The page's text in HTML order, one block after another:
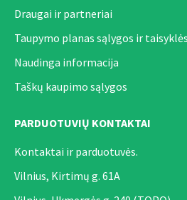
Draugai ir partneriai
Taupymo planas sąlygos ir taisyklės
Naudinga informacija
Taškų kaupimo sąlygos
PARDUOTUVIŲ KONTAKTAI
Kontaktai ir parduotuvės.
Vilnius, Kirtimų g. 61A